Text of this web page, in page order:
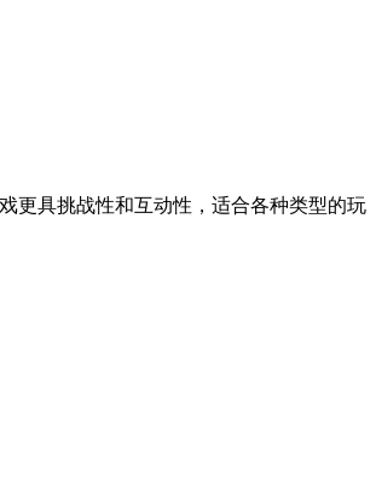
更具挑战性和互动性，适合各种类型的玩